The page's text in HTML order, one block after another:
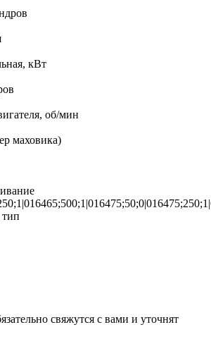
кВт
об/мин
маховика)
свяжутся с вами и уточнят